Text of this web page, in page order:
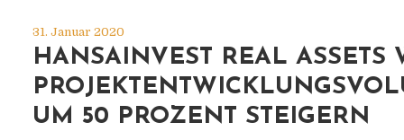
31. Januar 2020
HANSAINVEST REAL ASSETS
UM 50 PROZENT STEIGERN